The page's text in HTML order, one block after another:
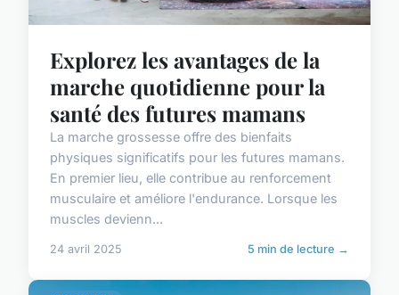
Explorez les avantages de la
marche quotidienne pour la
santé des futures mamans
La marche grossesse offre des bienfaits
physiques significatifs pour les futures mamans.
En premier lieu, elle contribue au renforcement
musculaire et améliore l'endurance. Lorsque les
muscles devienn...
24 avril 2025 5 min de lecture →